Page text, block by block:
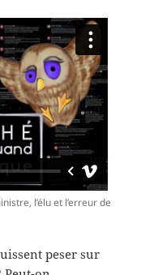
l’élu et l’erreur de
peser sur